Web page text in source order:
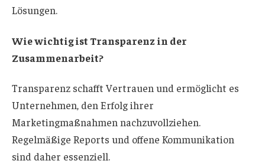
Lösungen.
Wie wichtig ist Transparenz in der
Zusammenarbeit?
Transparenz schafft Vertrauen und ermöglicht es
Unternehmen, den Erfolg ihrer
Marketingmaßnahmen nachzuvollziehen.
Regelmäßige Reports und offene Kommunikation
sind daher essenziell.